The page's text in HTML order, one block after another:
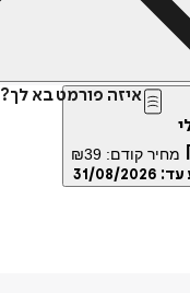
איזה פורמט בא לך?
מחיר קודם: ₪39
עד: 31/08/2026